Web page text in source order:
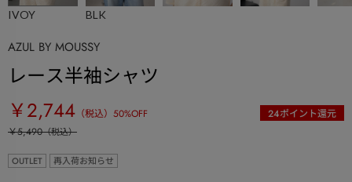
IVOY BLK
AZUL BY MOUSSY
レース半袖シャツ
￥2,744 （税込） 50%OFF 24ポイント還元
￥5,490（税込）
OUTLET 再入荷お知らせ